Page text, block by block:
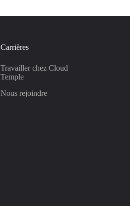
Carrières
Travailler chez Cloud
Temple
Nous rejoindre